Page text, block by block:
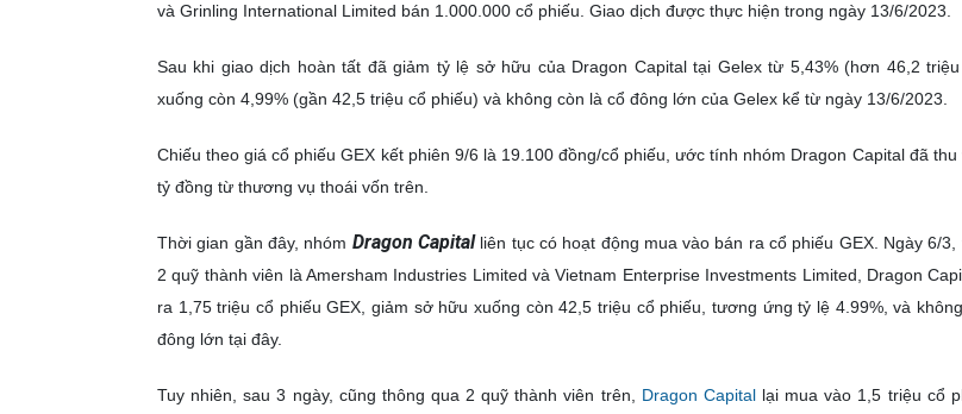
và Grinling International Limited bán 1.000.000 cổ phiếu. Giao dịch được thực hiện trong ngày 13/6/2023.
Sau khi giao dịch hoàn tất đã giảm tỷ lệ sở hữu của Dragon Capital tại Gelex từ 5,43% (hơn 46,2
xuống còn 4,99% (gần 42,5 triệu cổ phiếu) và không còn là cổ đông lớn của Gelex kể từ ngày 13/6/2023.
Chiếu theo giá cổ phiếu GEX kết phiên 9/6 là 19.100 đồng/cổ phiếu, ước tính nhóm Dragon Capital đã thu
tỷ đồng từ thương vụ thoái vốn trên.
Thời gian gần đây, nhóm Dragon Capitalliên tục có hoạt động mua vào bán ra cổ phiếu GEX. Ngày 6/3,
2 quỹ thành viên là Amersham Industries Limited và Vietnam Enterprise Investments Limited, Dragon
ra 1,75 triệu cổ phiếu GEX, giảm sở hữu xuống còn 42,5 triệu cổ phiếu, tương ứng tỷ lệ 4.99%, và
đông lớn tại đây.
Tuy nhiên, sau 3 ngày, cũng thông qua 2 quỹ thành viên trên, Dragon Capitallại mua vào 1,5 triệu cổ